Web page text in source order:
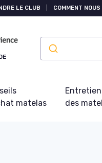
LE CLUB COMMENT
matelas
des